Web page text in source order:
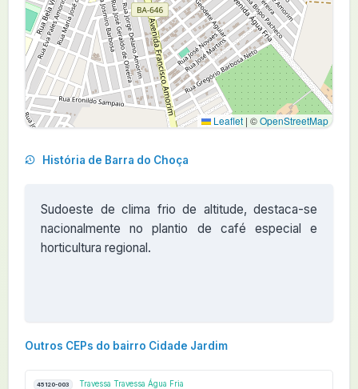
Leaflet | ©OpenStreetMap
História de Barra do Choça
Sudoeste de clima frio de altitude, destaca-se
nacionalmente no plantio de café especial e
horticultura regional.
Outros CEPs do bairro Cidade Jardim
45120-003 Travessa Travessa Água Fria